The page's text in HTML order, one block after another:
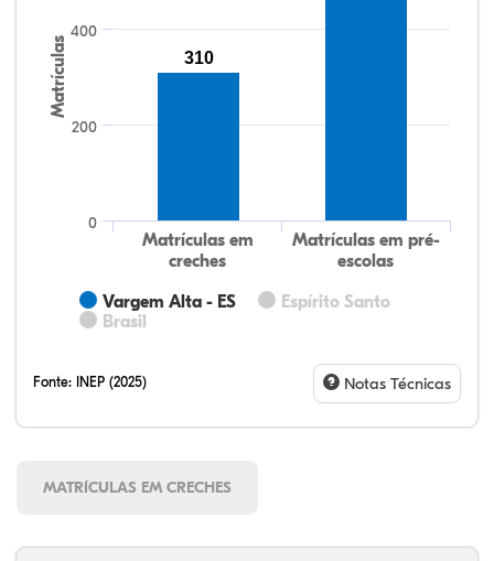
Matrículas
Vargem Alta - ES
Espírito Santo
Brasil
Matrículas em
creches
Matrículas em pré-
escolas
0
200
400
310
Fonte: INEP (2025) Notas Técnicas
MATRÍCULAS EM CRECHES